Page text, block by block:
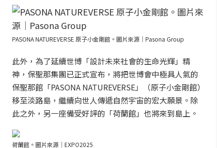
PASONA NATUREVERSE 原子小金剛館。圖片來源｜Pasona Group
此外，為了延續世博「設計未來社會的生命光輝」精
神，保聖那集團已正式宣布，將把世博會中極具人氣的
保聖那館「PASONA NATUREVERSE」（原子小金剛館）
移至淡路島，繼續向世人傳遞自然宇宙的宏大願景。除
此之外，另一座備受好評的「荷蘭館」也將來到島上。
荷蘭館。圖片來源｜EXPO2025